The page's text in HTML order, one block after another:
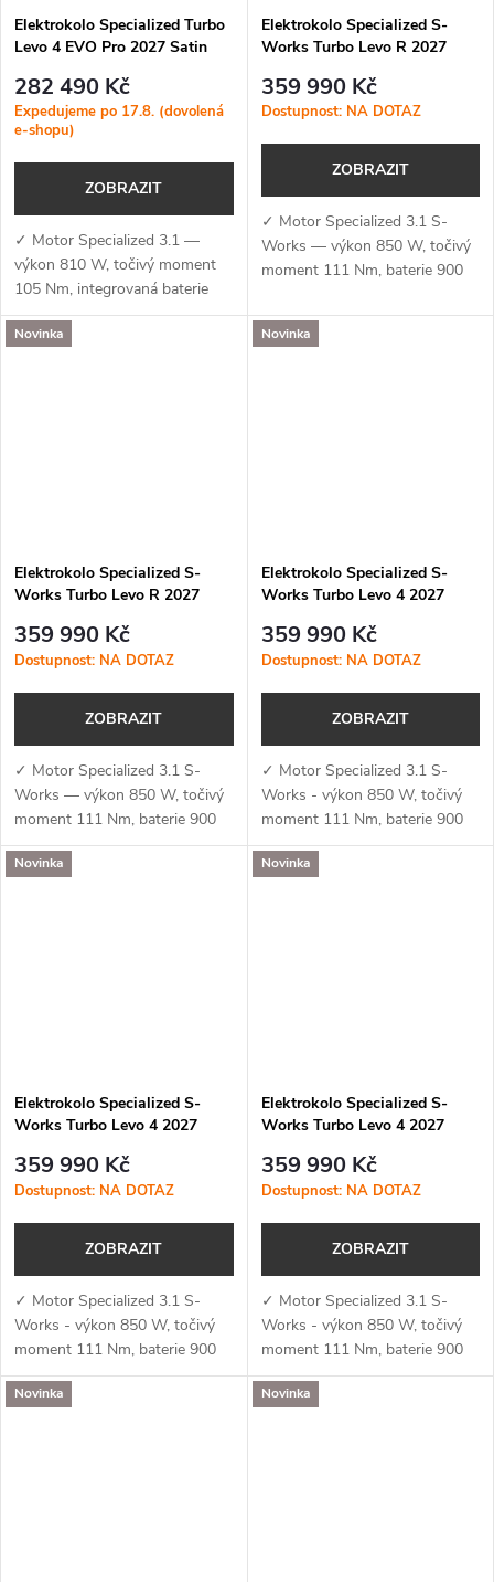
Elektrokolo Specialized Turbo
Levo 4 EVO Pro 2027 Satin
282 490 Kč
Expedujeme po 17.8. (dovolená
e-shopu)
ZOBRAZIT
✓ Motor Specialized 3.1 —
výkon 810 W, točivý moment
105 Nm, integrovaná baterie
840 Wh a podpora aplikace
Specialized (MicroTune, OTA
Elektrokolo Specialized S-
Works Turbo Levo R 2027
Pistachio
359 990 Kč
Dostupnost: NA DOTAZ
ZOBRAZIT
✓ Motor Specialized 3.1 S-
Works — výkon 850 W, točivý
moment 111 Nm, baterie 900
Specialized (MicroTune, OTA
aktualizace, Bluetooth, ANT+,
Novinka
Elektrokolo Specialized S-
Works Turbo Levo R 2027
Green Pearl / Oak Green
Metallic
359 990 Kč
Dostupnost: NA DOTAZ
ZOBRAZIT
✓ Motor Specialized 3.1 S-
Works — výkon 850 W, točivý
moment 111 Nm, baterie 900
Wh a podpora aplikace
Specialized (MicroTune, OTA
Novinka
Elektrokolo Specialized S-
Works Turbo Levo 4 2027
/ Gloss Chrome
359 990 Kč
Dostupnost: NA DOTAZ
ZOBRAZIT
✓ Motor Specialized 3.1 S-
Works - výkon 850 W, točivý
moment 111 Nm, baterie 900
Wh a podpora aplikace
Specialized (MicroTune, OTA
Novinka
Elektrokolo Specialized S-
Works Turbo Levo 4 2027
Metallic White Silver
359 990 Kč
Dostupnost: NA DOTAZ
ZOBRAZIT
✓ Motor Specialized 3.1 S-
Works - výkon 850 W, točivý
moment 111 Nm, baterie 900
Wh a podpora aplikace
Specialized (MicroTune, OTA
Novinka
Elektrokolo Specialized S-
Works Turbo Levo 4 2027
359 990 Kč
Dostupnost: NA DOTAZ
ZOBRAZIT
✓ Motor Specialized 3.1 S-
Works - výkon 850 W, točivý
moment 111 Nm, baterie 900
Wh a podpora aplikace
Specialized (MicroTune, OTA
Novinka Novinka